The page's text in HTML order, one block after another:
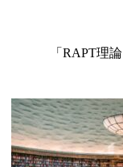
「RAPT理